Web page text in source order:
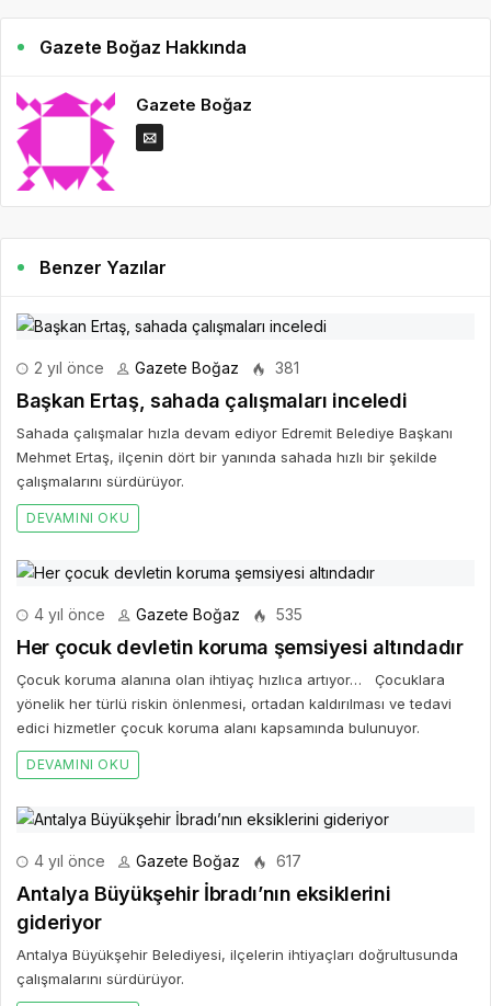
Gazete Boğaz Hakkında
Gazete Boğaz
Benzer Yazılar
2 yıl önce Gazete Boğaz 381
Başkan Ertaş, sahada çalışmaları inceledi
Sahada çalışmalar hızla devam ediyor Edremit Belediye Başkanı
Mehmet Ertaş, ilçenin dört bir yanında sahada hızlı bir şekilde
çalışmalarını sürdürüyor.
DEVAMINI OKU
4 yıl önce Gazete Boğaz 535
Her çocuk devletin koruma şemsiyesi altındadır
Çocuk koruma alanına olan ihtiyaç hızlıca artıyor… Çocuklara
yönelik her türlü riskin önlenmesi, ortadan kaldırılması ve tedavi
edici hizmetler çocuk koruma alanı kapsamında bulunuyor.
DEVAMINI OKU
4 yıl önce Gazete Boğaz 617
Antalya Büyükşehir İbradı’nın eksiklerini
gideriyor
Antalya Büyükşehir Belediyesi, ilçelerin ihtiyaçları doğrultusunda
çalışmalarını sürdürüyor.